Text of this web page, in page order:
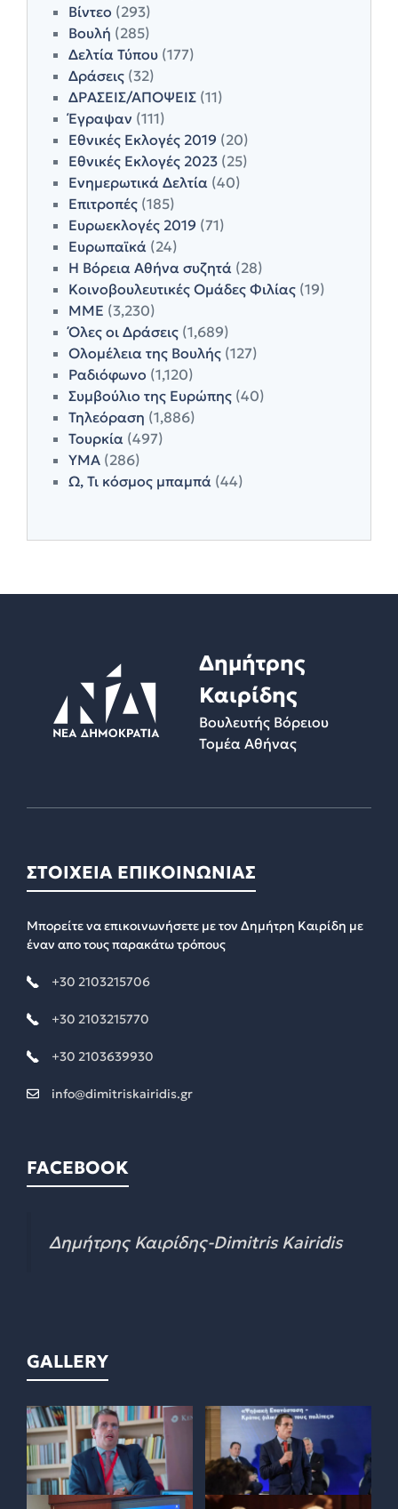
Βίντεο (293)
Βουλή (285)
Δελτία Τύπου (177)
Δράσεις (32)
ΔΡΑΣΕΙΣ/ΑΠΟΨΕΙΣ (11)
Έγραψαν (111)
Εθνικές Εκλογές 2019 (20)
Εθνικές Εκλογές 2023 (25)
Ενημερωτικά Δελτία (40)
Επιτροπές (185)
Ευρωεκλογές 2019 (71)
Ευρωπαϊκά (24)
Η Βόρεια Αθήνα συζητά (28)
Κοινοβουλευτικές Ομάδες Φιλίας (19)
ΜΜΕ (3,230)
Όλες οι Δράσεις (1,689)
Ολομέλεια της Βουλής (127)
Ραδιόφωνο (1,120)
Συμβούλιο της Ευρώπης (40)
Τηλεόραση (1,886)
Τουρκία (497)
ΥΜΑ (286)
Ω, Τι κόσμος μπαμπά (44)
Δημήτρης
Καιρίδης
Βουλευτής Βόρειου
Τομέα Αθήνας
ΣΤΟΙΧΕΙΑ ΕΠΙΚΟΙΝΩΝΙΑΣ
Μπορείτε να επικοινωνήσετε με τον Δημήτρη Καιρίδη με
έναν απο τους παρακάτω τρόπους
+30 2103215706
+30 2103215770
+30 2103639930
info@dimitriskairidis.gr
FACEBOOK
Δημήτρης Καιρίδης-Dimitris Kairidis
GALLERY